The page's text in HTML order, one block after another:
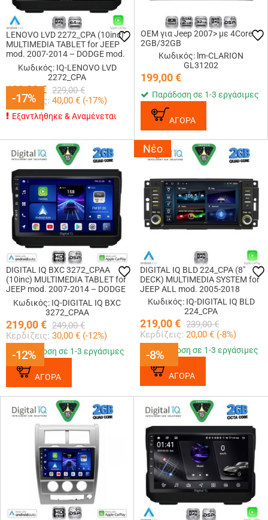
-17%
LENOVO LVD 2272_CPA (10inc)
MULTIMEDIA TABLET for JEEP
mod. 2007-2014 – DODGE mod.
2007-2014
Κωδικός: IQ-LENOVO LVD
2272_CPA
189,00€ 229,00 €
Κερδίζεις: 40,00 € (-17%)
-17%
Εξαντλήθηκε & Αναμένεται
OEM για Jeep 2007> με 4Core
2GB/32GB
Κωδικός: lm-CLARION
GL31202
199,00€
Παράδοση σε 1-3 εργάσιμες
ΑΓΟΡΑ
-12%
DIGITAL IQ BXC 3272_CPAA
(10inc) MULTIMEDIA TABLET for
JEEP mod. 2007-2014 – DODGE
mod. 2007-2014
Κωδικός: IQ-DIGITAL IQ BXC
3272_CPAA
219,00€ 249,00 €
Κερδίζεις: 30,00 € (-12%)
-12%
Παράδοση σε 1-3 εργάσιμες
ΑΓΟΡΑ
Νέο
-8%
DIGITAL IQ BLD 224_CPA (8"
DECK) MULTIMEDIA SYSTEM for
JEEP ALL mod. 2005-2018
Κωδικός: IQ-DIGITAL IQ BLD
224_CPA
219,00€ 239,00 €
Κερδίζεις: 20,00 € (-8%)
-8%
Παράδοση σε 1-3 εργάσιμες
ΑΓΟΡΑ